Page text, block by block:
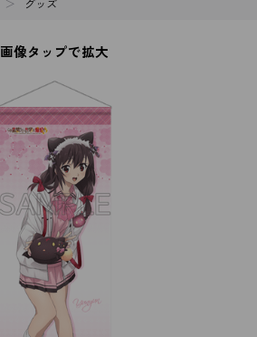
グッズ
画像タップで拡大